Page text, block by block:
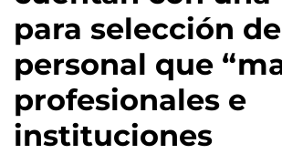
para selección de
personal que
profesionales e
instituciones